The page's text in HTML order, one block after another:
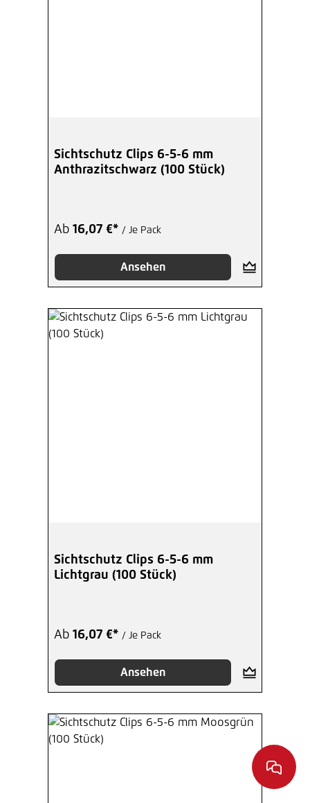
Sichtschutz Clips 6-5-6 mm
Anthrazitschwarz (100 Stück)
Ab 16,07 €* / Je Pack
Ansehen
Sichtschutz Clips 6-5-6 mm
Lichtgrau (100 Stück)
Ab 16,07 €* / Je Pack
Ansehen